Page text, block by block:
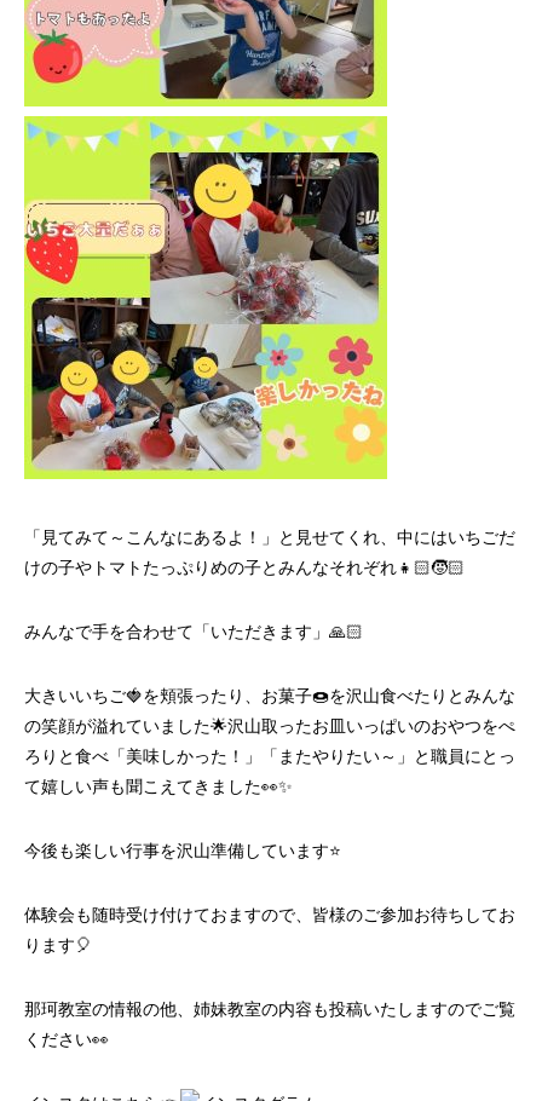
「見てみて～こんなにあるよ！」と見せてくれ、中にはいちごだ
けの子やトマトたっぷりめの子とみんなそれぞれ👧🏻🧒🏻
みんなで手を合わせて「いただきます」🙏🏻
大きいいちご🍓を頬張ったり、お菓子🍩を沢山食べたりとみんな
の笑顔が溢れていました🌟沢山取ったお皿いっぱいのおやつをぺ
ろりと食べ「美味しかった！」「またやりたい～」と職員にとっ
て嬉しい声も聞こえてきました👀✨
今後も楽しい行事を沢山準備しています⭐️
体験会も随時受け付けておますので、皆様のご参加お待ちしてお
ります🎈
那珂教室の情報の他、姉妹教室の内容も投稿いたしますのでご覧
ください👀